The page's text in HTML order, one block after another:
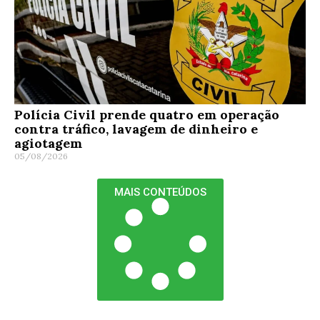
Polícia Civil prende quatro em operação
contra tráfico, lavagem de dinheiro e
agiotagem
05/08/2026
MAIS CONTEÚDOS